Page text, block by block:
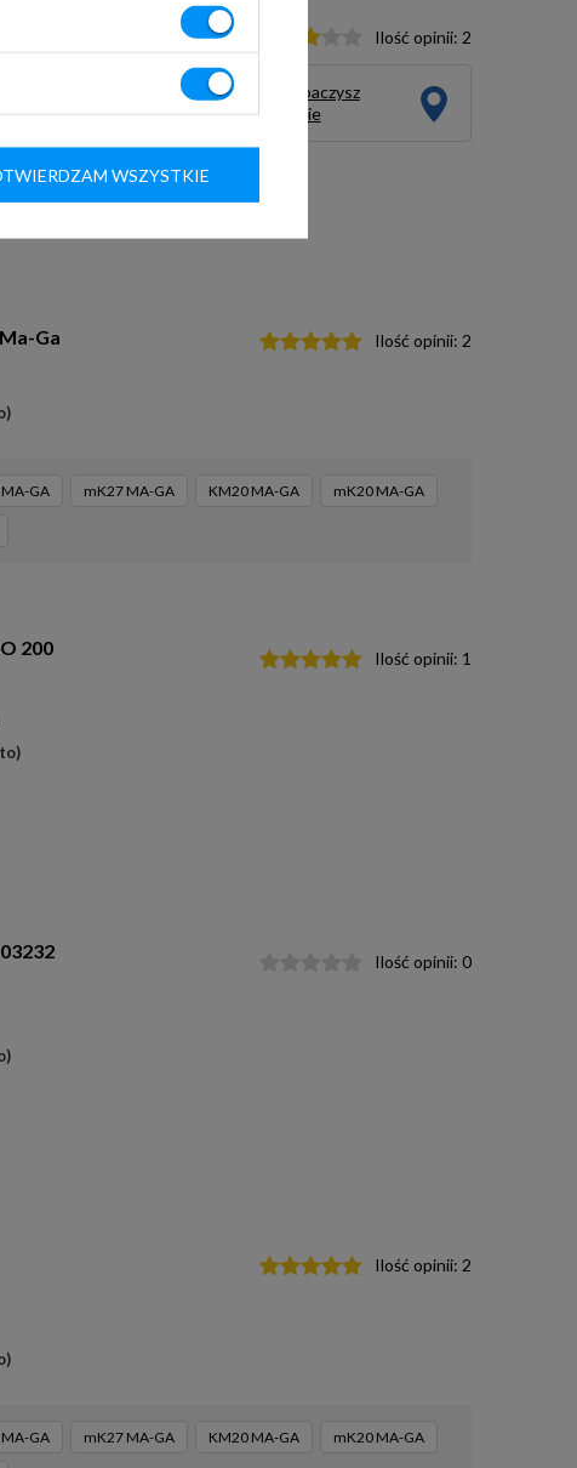
Ilość opinii: 2
Ten produkt zobaczysz
na żywo w salonie
Ga Ilość opinii: 2
GA mK27 MA-GA KM20 MA-GA mK20 MA-GA
200 Ilość opinii: 1
Ilość opinii: 0
Ilość opinii: 2
GA mK27 MA-GA KM20 MA-GA mK20 MA-GA
WSZYSTKIE